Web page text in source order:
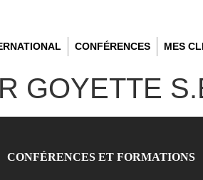
CONFÉRENCES MES
GOYETTE
CONFÉRENCES ET FORMATIONS